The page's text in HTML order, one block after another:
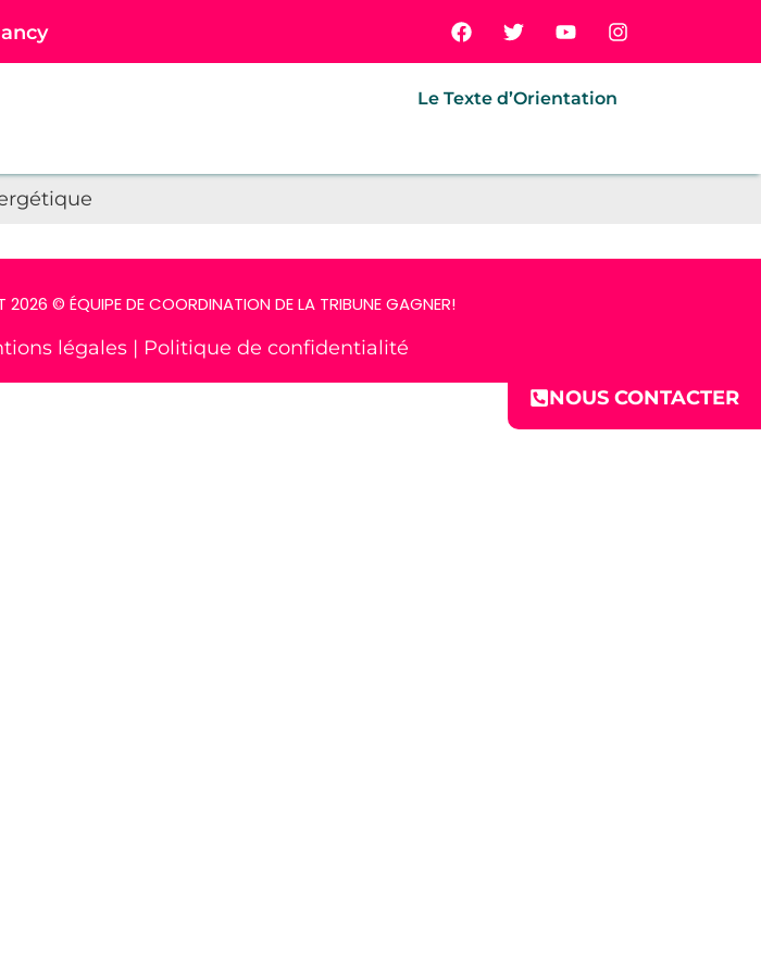
Le Texte d’Orientation
NOUS CONTACTER
2026 © ÉQUIPE DE COORDINATION DE LA TRIBUNE GAGNER!
légales | Politique de confidentialité